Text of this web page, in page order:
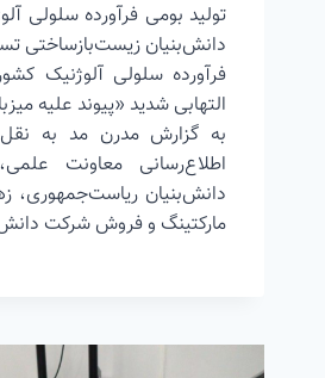
تولید بومی فرآورده سلولی
دانش‌بنیان زیست‌بازساختی
فرآورده سلولی آلوژنیک
به گزارش مدرن مد به نقل
اطلاع‌رسانی معاونت
دانش‌بنیان ریاست‌جمهوری،
مارکتینگ و فروش شرکت